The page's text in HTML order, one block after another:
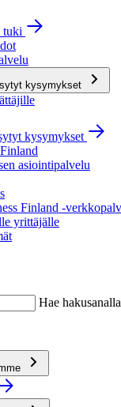
tuki
kysymykset
kysymykset
asiointipalvelu
Finland -
yrittäjälle
Hae hakusanalla